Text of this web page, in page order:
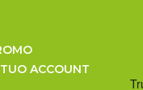
ACCOUNT